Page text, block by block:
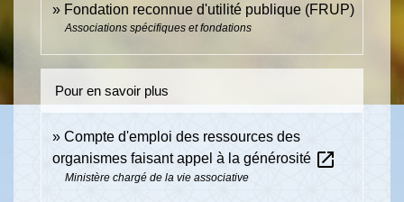
Fondation reconnue d'utilité publique (FRUP)
Associations spécifiques et fondations
Pour en savoir plus
Compte d'emploi des ressources des
organismes faisant appel à la générosité open_in_new
Ministère chargé de la vie associative